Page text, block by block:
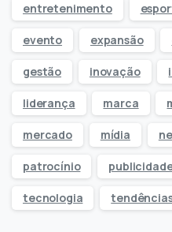
entretenimento
evento expansão
gestão inovação
liderança marca
mercado mídia
patrocínio
tecnologia